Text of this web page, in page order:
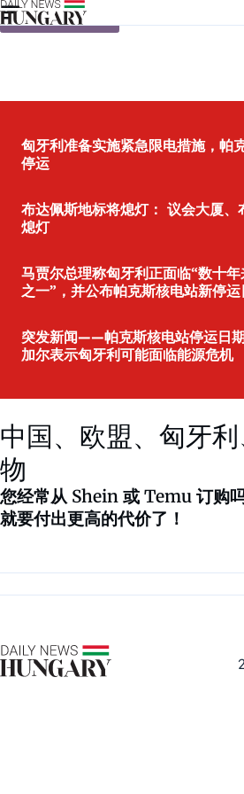
Skip to content
匈牙利准备实施紧急限电措施，帕
停运
布达佩斯地标将熄灯： 议会大厦、
熄灯
马贾尔总理称匈牙利正面临“数十
之一”，并公布帕克斯核电站新停运
突发新闻——帕克斯核电站停运日
加尔表示匈牙利可能面临能源危机
中国、欧盟、匈牙
物
您经常从 Shein 或 Temu 订购
就要付出更高的代价了！